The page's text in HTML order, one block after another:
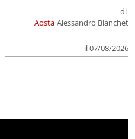
Aosta
di
Alessandro Bianchet
il 07/08/2026